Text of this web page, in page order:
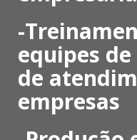
-
equipes
de
empresas